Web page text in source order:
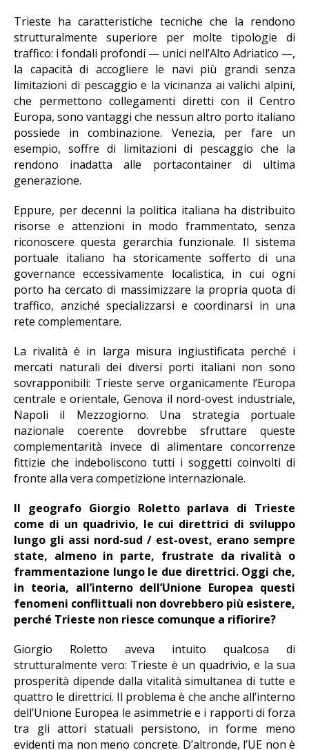
Trieste ha caratteristiche tecniche che la rendono
strutturalmente superiore per molte tipologie di
traffico: i fondali profondi — unici nell’Alto Adriatico —,
la capacità di accogliere le navi più grandi senza
limitazioni di pescaggio e la vicinanza ai valichi alpini,
che permettono collegamenti diretti con il Centro
Europa, sono vantaggi che nessun altro porto italiano
possiede in combinazione. Venezia, per fare un
esempio, soffre di limitazioni di pescaggio che la
rendono inadatta alle portacontainer di ultima
generazione.
Eppure, per decenni la politica italiana ha distribuito
risorse e attenzioni in modo frammentato, senza
riconoscere questa gerarchia funzionale. Il sistema
portuale italiano ha storicamente sofferto di una
governance eccessivamente localistica, in cui ogni
porto ha cercato di massimizzare la propria quota di
traffico, anziché specializzarsi e coordinarsi in una
rete complementare.
La rivalità è in larga misura ingiustificata perché i
mercati naturali dei diversi porti italiani non sono
sovrapponibili: Trieste serve organicamente l’Europa
centrale e orientale, Genova il nord-ovest industriale,
Napoli il Mezzogiorno. Una strategia portuale
nazionale coerente dovrebbe sfruttare queste
complementarità invece di alimentare concorrenze
fittizie che indeboliscono tutti i soggetti coinvolti di
fronte alla vera competizione internazionale.
Il geografo Giorgio Roletto parlava di Trieste
come di un quadrivio, le cui direttrici di sviluppo
lungo gli assi nord-sud / est-ovest, erano sempre
state, almeno in parte, frustrate da rivalità o
frammentazione lungo le due direttrici. Oggi che,
in teoria, all’interno dell’Unione Europea questi
fenomeni conflittuali non dovrebbero più esistere,
perché Trieste non riesce comunque a rifiorire?
Giorgio Roletto aveva intuito qualcosa di
strutturalmente vero: Trieste è un quadrivio, e la sua
prosperità dipende dalla vitalità simultanea di tutte e
quattro le direttrici. Il problema è che anche all’interno
dell’Unione Europea le asimmetrie e i rapporti di forza
tra gli attori statuali persistono, in forme meno
evidenti ma non meno concrete. D’altronde, l’UE non è